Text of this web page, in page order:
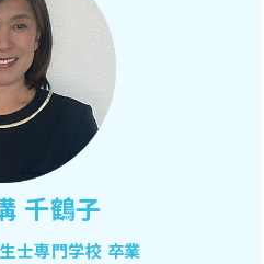
千鶴子
士専門学校 卒業